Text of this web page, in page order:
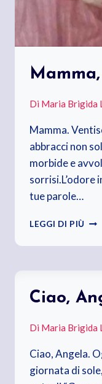
Di Maria Brigida
Mamma.
abbracci non
morbide e
sorrisi.L’odore
tue parole…
LEGGI DI PIÙ
Ciao,
Di Maria Brigida
Ciao, Angela.
giornata di